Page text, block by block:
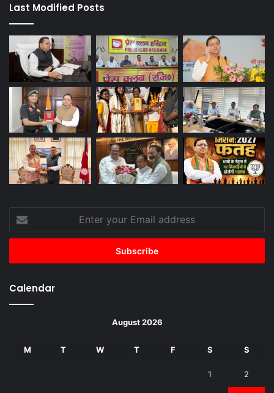
Last Modified Posts
your
Email
Calendar
August 2026
M T W T F S S
1 2